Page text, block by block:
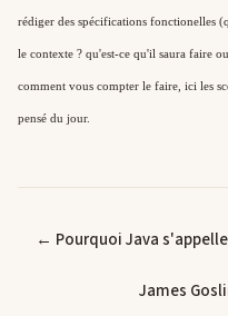
rédiger des spécifications fonctionelles
le contexte ? qu'est-ce qu'il saura faire
comment vous compter le faire, ici les
pensé du jour.
← Pourquoi Java
James